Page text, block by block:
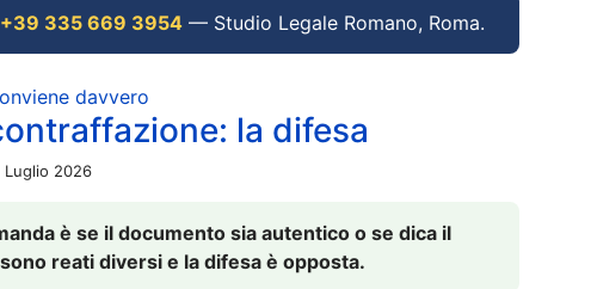
+39 335 669 3954 — Studio Legale Romano, Roma.
davvero
la difesa
Luglio 2026
è se il documento sia autentico o se dica il
reati diversi e la difesa è opposta.